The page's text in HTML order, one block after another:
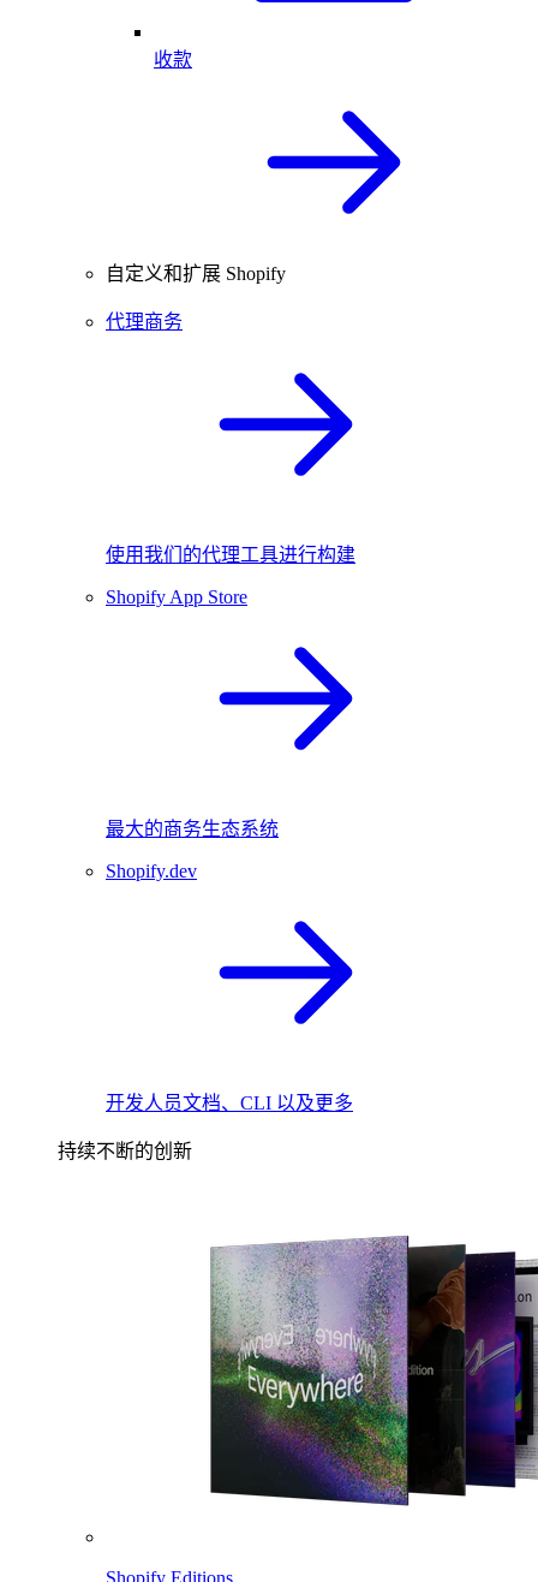
收款
自定义和扩展 Shopify
代理商务
使用我们的代理工具进行构建
Shopify App Store
最大的商务生态系统
Shopify.dev
开发人员文档、CLI 以及更多
持续不断的创新
Shopify Editions